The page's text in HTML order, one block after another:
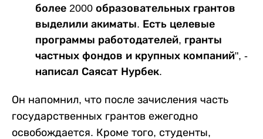
более 2000 образовательных грантов
выделили акиматы. Есть целевые
программы работодателей, гранты
частных фондов и крупных компаний", -
написал Саясат Нурбек.
Он напомнил, что после зачисления часть
государственных грантов ежегодно
освобождается. Кроме того, студенты,